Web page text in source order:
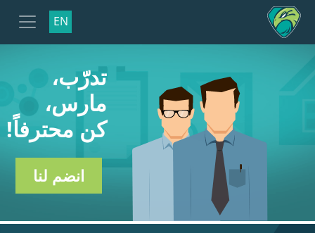
EN
انضم لنا
تدرّب،
مارس،
كن محترفاً!